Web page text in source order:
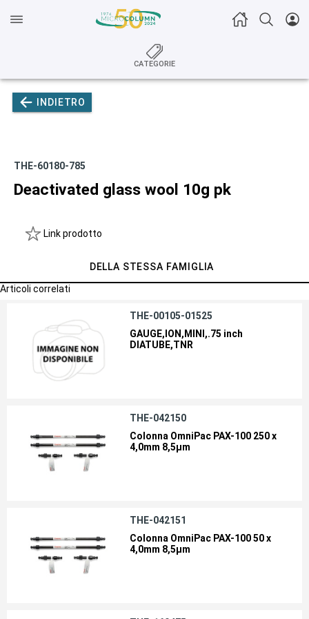
CATEGORIE
INDIETRO
THE-60180-785
Deactivated glass wool 10g pk
Link prodotto
DELLA STESSA FAMIGLIA
Articoli correlati
THE-00105-01525
GAUGE,ION,MINI,.75 inch
DIATUBE,TNR
THE-042150
Colonna OmniPac PAX-100 250 x
4,0mm 8,5µm
THE-042151
Colonna OmniPac PAX-100 50 x
4,0mm 8,5µm